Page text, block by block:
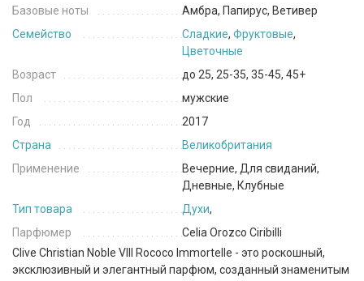
Базовые ноты
Амбра, Папирус, Ветивер
Семейство
Сладкие, Фруктовые,
Цветочные
Возраст
до 25, 25-35, 35-45, 45+
Пол
мужские
Год
2017
Страна
Великобритания
Применение
Вечерние, Для свиданий,
Дневные, Клубные
Тип товара
Духи,
Парфюмер
Celia Orozco Ciribilli
Clive Christian Noble VIII Rococo Immortelle - это роскошный,
эксклюзивный и элегантный парфюм, созданный знаменитым